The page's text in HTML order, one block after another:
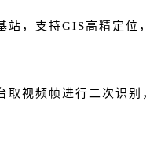
站，支持GIS高精定位
取视频帧进行二次识